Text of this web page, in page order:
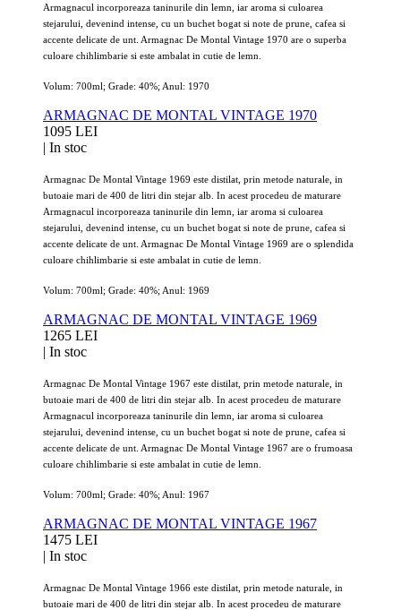
Armagnacul incorporeaza taninurile din lemn, iar aroma si culoarea
stejarului, devenind intense, cu un buchet bogat si note de prune, cafea si
accente delicate de unt. Armagnac De Montal Vintage 1970 are o superba
culoare chihlimbarie si este ambalat in cutie de lemn.
Volum: 700ml; Grade: 40%; Anul: 1970
ARMAGNAC DE MONTAL VINTAGE 1970
1095 LEI
| In stoc
Armagnac De Montal Vintage 1969 este distilat, prin metode naturale, in
butoaie mari de 400 de litri din stejar alb. In acest procedeu de maturare
Armagnacul incorporeaza taninurile din lemn, iar aroma si culoarea
stejarului, devenind intense, cu un buchet bogat si note de prune, cafea si
accente delicate de unt. Armagnac De Montal Vintage 1969 are o splendida
culoare chihlimbarie si este ambalat in cutie de lemn.
Volum: 700ml; Grade: 40%; Anul: 1969
ARMAGNAC DE MONTAL VINTAGE 1969
1265 LEI
| In stoc
Armagnac De Montal Vintage 1967 este distilat, prin metode naturale, in
butoaie mari de 400 de litri din stejar alb. In acest procedeu de maturare
Armagnacul incorporeaza taninurile din lemn, iar aroma si culoarea
stejarului, devenind intense, cu un buchet bogat si note de prune, cafea si
accente delicate de unt. Armagnac De Montal Vintage 1967 are o frumoasa
culoare chihlimbarie si este ambalat in cutie de lemn.
Volum: 700ml; Grade: 40%; Anul: 1967
ARMAGNAC DE MONTAL VINTAGE 1967
1475 LEI
| In stoc
Armagnac De Montal Vintage 1966 este distilat, prin metode naturale, in
butoaie mari de 400 de litri din stejar alb. In acest procedeu de maturare